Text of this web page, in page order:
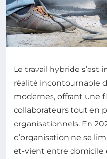
Le travail hybride s’est
réalité incontournable
modernes, offrant une
collaborateurs tout en
organisationnels. En
d’organisation ne se
et-vient entre domicile